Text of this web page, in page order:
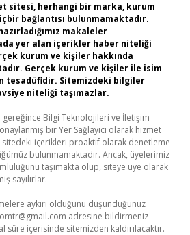
sitesi, herhangi bir marka, kurum
bağlantısı bulunmamaktadır.
makaleler
yer alan içerikler haber niteliği
kurum ve kişiler hakkında
Gerçek kurum ve kişiler ile isim
tesadüfidir. Sitemizdeki bilgiler
niteliği taşımazlar.
gereğince Bilgi Teknolojileri ve İletişim
bir Yer Sağlayıcı olarak hizmet
içerikleri proaktif olarak denetleme
bulunmamaktadır. Ancak, üyelerimiz
taşımakta olup, siteye üye olarak
sayılırlar.
aykırı olduğunu düşündüğünüz
adresine bildirmeniz
süre içerisinde sitemizden kaldırılacaktır.